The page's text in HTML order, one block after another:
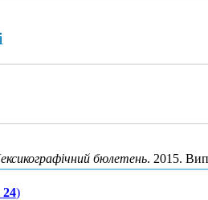
бюлетень. 2015.
24)